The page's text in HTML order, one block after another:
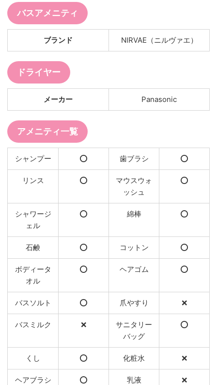
バスアメニティ
ブランド NIRVAE（ニルヴァエ）
ドライヤー
メーカー Panasonic
アメニティ一覧
シャンプー ⭕️ 歯ブラシ ⭕️
リンス ⭕️
マウスウォ
ッシュ
⭕️
シャワージ
ェル
⭕️ 綿棒 ⭕️
石鹸 ⭕️ コットン ⭕️
ボディータ
オル
⭕️ ヘアゴム ⭕️
バスソルト ⭕️ 爪やすり ❌
バスミルク ❌
サニタリー
バッグ
⭕️
くし ⭕️ 化粧水 ❌
ヘアブラシ ⭕️ 乳液 ❌